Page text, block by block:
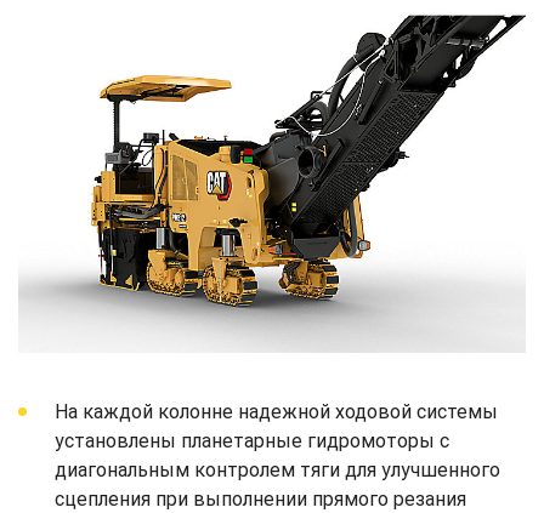
На каждой колонне надежной ходовой системы
установлены планетарные гидромоторы с
диагональным контролем тяги для улучшенного
сцепления при выполнении прямого резания